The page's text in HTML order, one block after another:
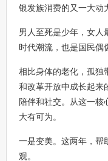
银发族消费的又一大动
男人至死是少年，女人
时代潮流，也是国民偶
相比身体的老化，孤独
和改革开放中成长起来
陪伴和社交。从这一核
大有可为。
一是变美。这两年，帮
观。